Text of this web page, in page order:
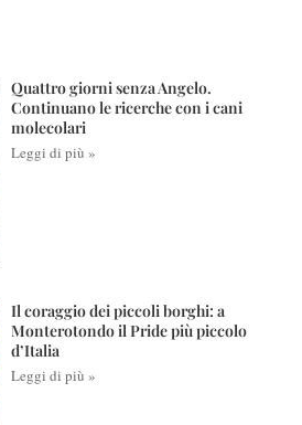
Quattro giorni senza Angelo.
Continuano le ricerche con i cani
molecolari
Leggi di più »
Il coraggio dei piccoli borghi: a
Monterotondo il Pride più piccolo
d’Italia
Leggi di più »